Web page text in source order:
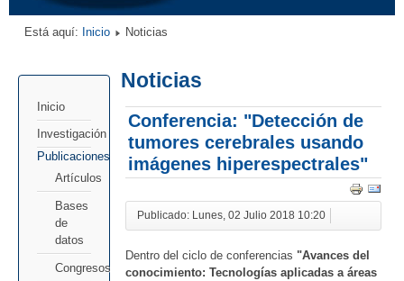
Está aquí: Inicio Noticias
Inicio
Investigación
Publicaciones
Artículos
Bases
de
datos
Congresos
Noticias
Conferencia: "Detección de
tumores cerebrales usando
imágenes hiperespectrales"
Publicado: Lunes, 02 Julio 2018 10:20
Dentro del ciclo de conferencias "Avances del
conocimiento: Tecnologías aplicadas a áreas